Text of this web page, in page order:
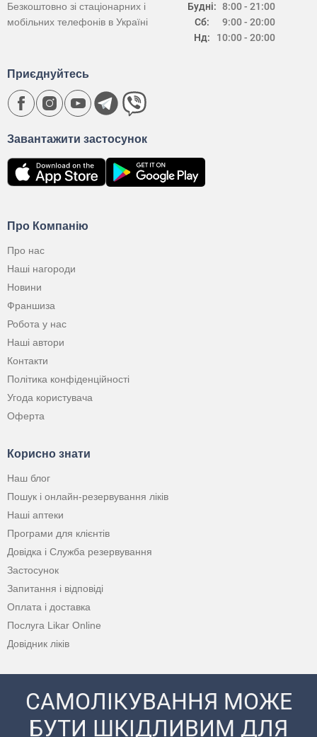
Будні:
Сб:
Нд:
8:00 - 21:00
9:00 - 20:00
10:00 - 20:00
Безкоштовно зі стаціонарних і
мобільних телефонів в Україні
Про Компанію
Про нас
Наші нагороди
Новини
Франшиза
Робота у нас
Наші автори
Контакти
Політика конфіденційності
Угода користувача
Оферта
Корисно знати
Наш блог
Пошук і онлайн-резервування ліків
Наші аптеки
Програми для клієнтів
Довідка і Служба резервування
Застосунок
Запитання і відповіді
Оплата і доставка
Послуга Likar Online
Довідник ліків
Завантажити застосунок
Приєднуйтесь
САМОЛІКУВАННЯ МОЖЕ
БУТИ ШКІДЛИВИМ ДЛЯ